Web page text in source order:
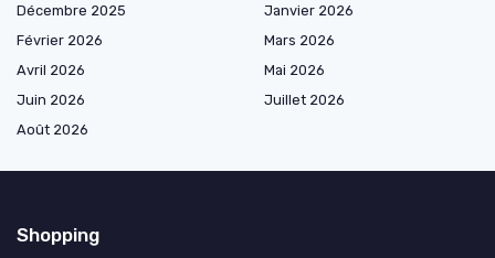
Décembre 2025
Janvier 2026
Février 2026
Mars 2026
Avril 2026
Mai 2026
Juin 2026
Juillet 2026
Août 2026
Shopping